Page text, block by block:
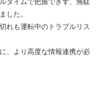
した。
れも運転中のトラブルリス
、より高度な情報連携が必